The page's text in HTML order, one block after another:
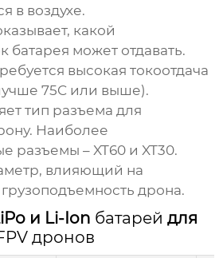
в воздухе.
какой
батарея может отдавать.
высокая токоотдача
75C или выше).
тип разъема для
Наиболее
разъемы – XT60 и XT30.
влияющий на
дрона.
и Li-Ion батарей для
дронов